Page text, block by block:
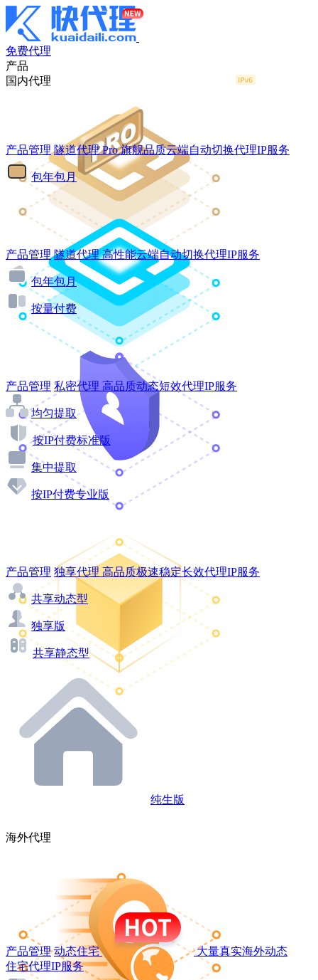
免费代理
产品
国内代理
产品管理 隧道代理Pro 旗舰品质云端自动切换代理IP服务
包年包月
产品管理 隧道代理 高性能云端自动切换代理IP服务
包年包月
按量付费
产品管理 私密代理 高品质动态短效代理IP服务
均匀提取
按IP付费标准版
集中提取
按IP付费专业版
产品管理 独享代理 高品质极速稳定长效代理IP服务
共享动态型
独享版
共享静态型
纯生版
海外代理
产品管理 动态住宅
大量真实海外动态
住宅代理IP服务